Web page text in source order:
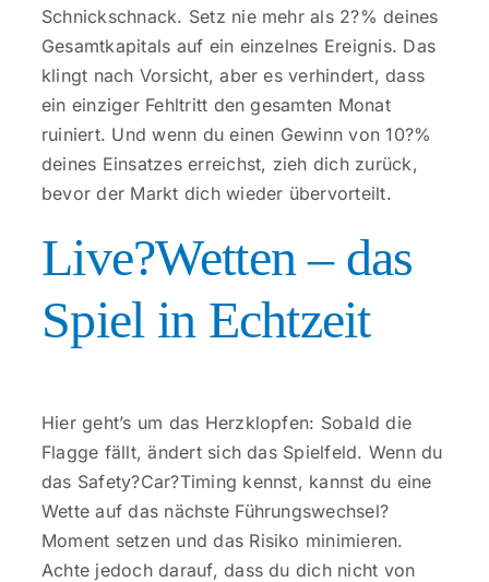
Schnickschnack. Setz nie mehr als 2?% deines
Gesamtkapitals auf ein einzelnes Ereignis. Das
klingt nach Vorsicht, aber es verhindert, dass
ein einziger Fehltritt den gesamten Monat
ruiniert. Und wenn du einen Gewinn von 10?%
deines Einsatzes erreichst, zieh dich zurück,
bevor der Markt dich wieder übervorteilt.
Live?Wetten – das
Spiel in Echtzeit
Hier geht’s um das Herzklopfen: Sobald die
Flagge fällt, ändert sich das Spielfeld. Wenn du
das Safety?Car?Timing kennst, kannst du eine
Wette auf das nächste Führungswechsel?
Moment setzen und das Risiko minimieren.
Achte jedoch darauf, dass du dich nicht von